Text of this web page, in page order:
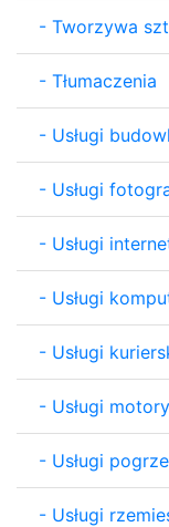
- Tworzywa
- Tłumaczenia
- Usługi
- Usługi
- Usługi
- Usługi
- Usługi
- Usługi
- Usługi
- Usługi